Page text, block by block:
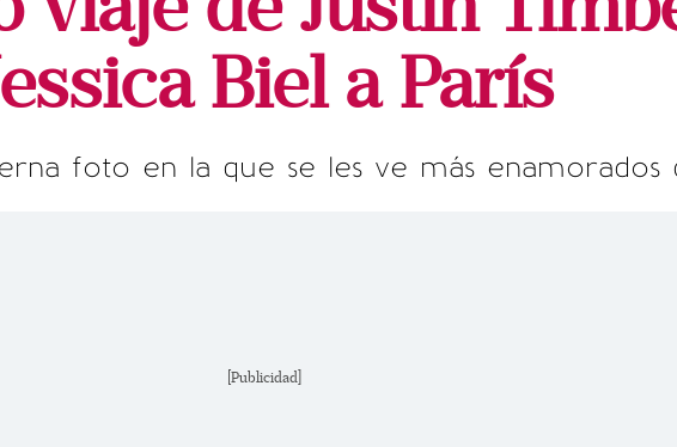
Biel a París
foto en la que se les ve más enamorados
[Publicidad]